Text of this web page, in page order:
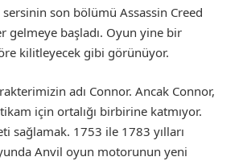
sersinin son bölümü Assassin Creed
gelmeye başladı. Oyun yine bir
kilitleyecek gibi görünüyor.
adı Connor. Ancak Connor,
için ortalığı birbirine katmıyor.
sağlamak. 1753 ile 1783 yılları
Anvil oyun motorunun yeni